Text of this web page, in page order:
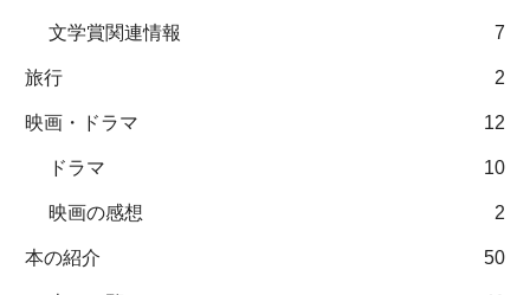
文学賞関連情報 7
旅行 2
映画・ドラマ 12
ドラマ 10
映画の感想 2
本の紹介 50